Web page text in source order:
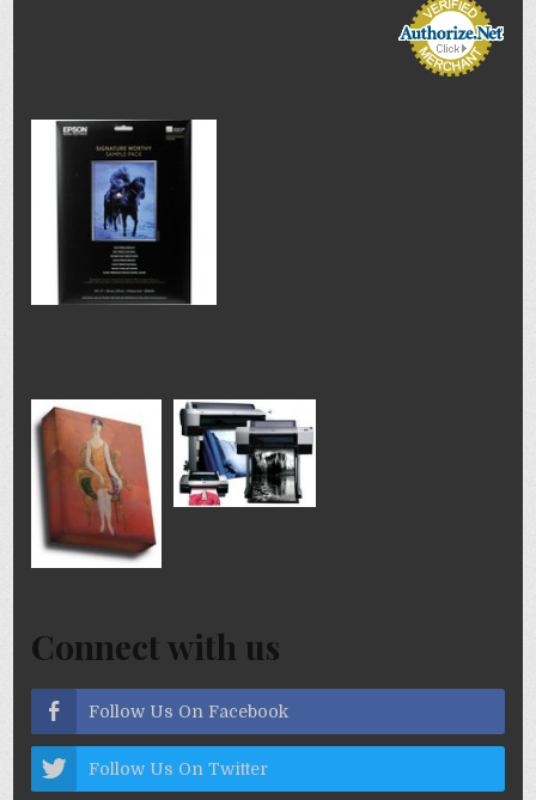
Connect with us
Follow Us On Facebook
Follow Us On Twitter